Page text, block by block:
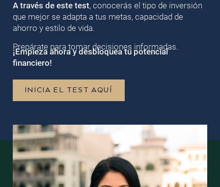
A través de este test, conocerás el tipo de inversión
que mejor se adapta a tus metas, capacidad de
ahorro y estilo de vida.
Prepárate para tomar decisiones informadas.
¡Empieza ahora y desbloquea tu potencial
financiero!
INICIA EL TEST AQUÍ